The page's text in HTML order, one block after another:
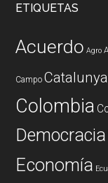
ETIQUETAS
Acuerdo Agro
Campo Catalunya
Colombia
Democracia
Economía